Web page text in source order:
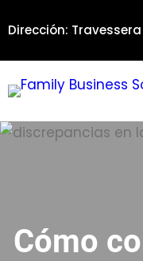
al
contenido
Dirección:
Cómo